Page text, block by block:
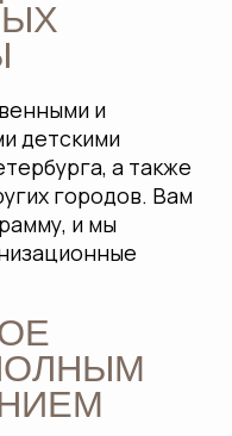
каждом
экскурсий
знания